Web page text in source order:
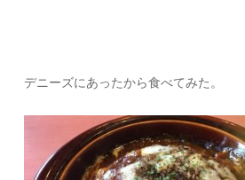
デニーズにあったから食べてみた。